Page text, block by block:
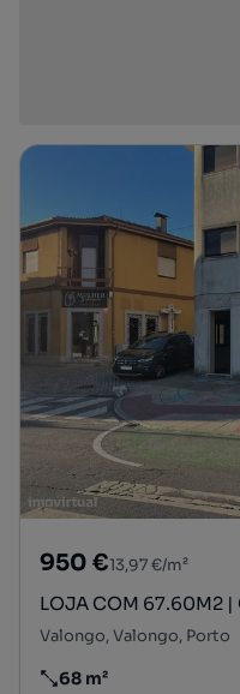
950 €13,97 €/m²
LOJA COM 67.60M2 |
Valongo, Valongo, Porto
Preço por metro
68 m²